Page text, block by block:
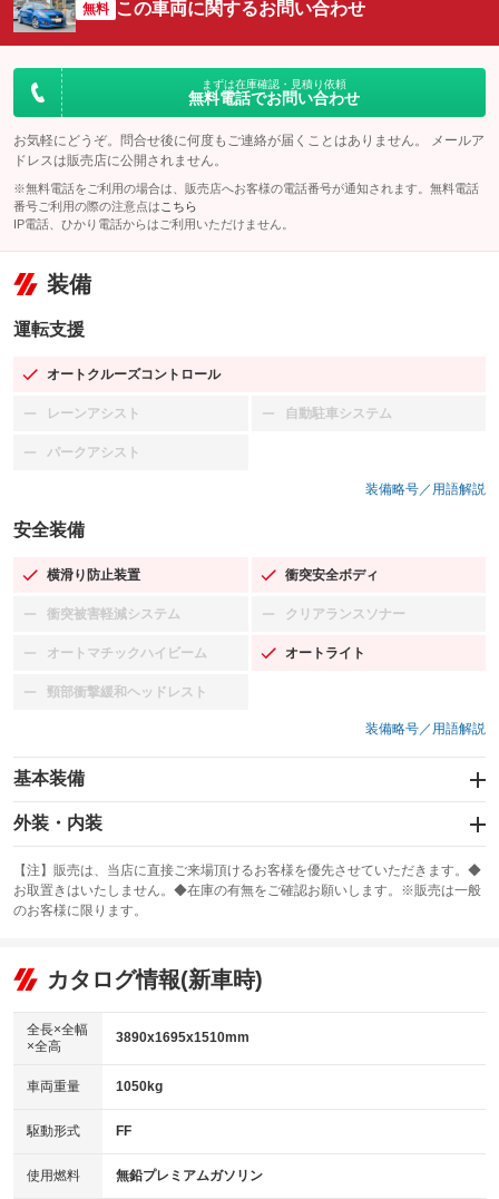
無料 この車両に関するお問い合わせ
まずは在庫確認・見積り依頼
無料電話でお問い合わせ
お気軽にどうぞ。問合せ後に何度もご連絡が届くことはありません。 メールア
ドレスは販売店に公開されません。
※無料電話をご利用の場合は、販売店へお客様の電話番号が通知されます。無料電話
番号ご利用の際の注意点は こちら
IP電話、ひかり電話からはご利用いただけません。
装備
運転支援
オートクルーズコントロール
：装備あり
レーンアシスト
：装備なし 自動駐車システム
：装備なし
パークアシスト
：装備なし
装備略号／用語解説
安全装備
横滑り防止装置
：装備あり 衝突安全ボディ
：装備あり
衝突被害軽減システム
：装備なし クリアランスソナー
：装備なし
オートマチックハイビーム
：装備なし オートライト
：装備あり
頸部衝撃緩和ヘッドレスト
：装備なし
装備略号／用語解説
基本装備
エアバッグ：運転席/助手席
：装備あり
：装備なし
サンルーフ
：装備なし ABS
リフトアップ
：装備なし
：装備なし
パワーウィンドウ
アイドリングストップ
：装備なし
USB入力端子
：装備あり
100V電源
：装備なし
外装・内装
カーナビ：メモリーナビ他
：装備あり
TV：ワンセグ
：装備あり
ビジュアル：-／DVD再生
：装備あり
：装備あり
革シート
キーレス
HID(キセノンライト)
：装備あり
バックカメラ
：装備あり
【注】販売は、当店に直接ご来場頂けるお客様を優先させていただきます。◆
お取置きはいたしません。◆在庫の有無をご確認お願いします。※販売は一般
のお客様に限ります。
カタログ情報(新車時)
全長×全幅
×全高
3890x1695x1510mm
車両重量 1050kg
駆動形式 FF
使用燃料 無鉛プレミアムガソリン